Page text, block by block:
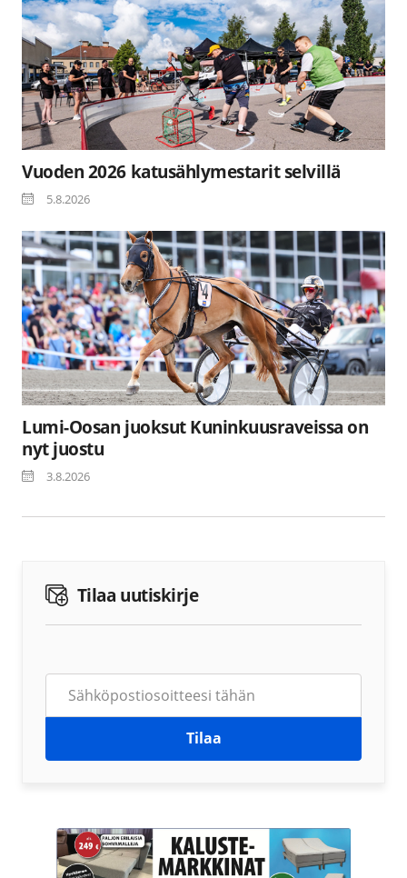
Vuoden 2026 katusählymestarit selvillä
5.8.2026
Lumi-Oosan juoksut Kuninkuusraveissa on
nyt juostu
3.8.2026
Tilaa uutiskirje
Tilaa